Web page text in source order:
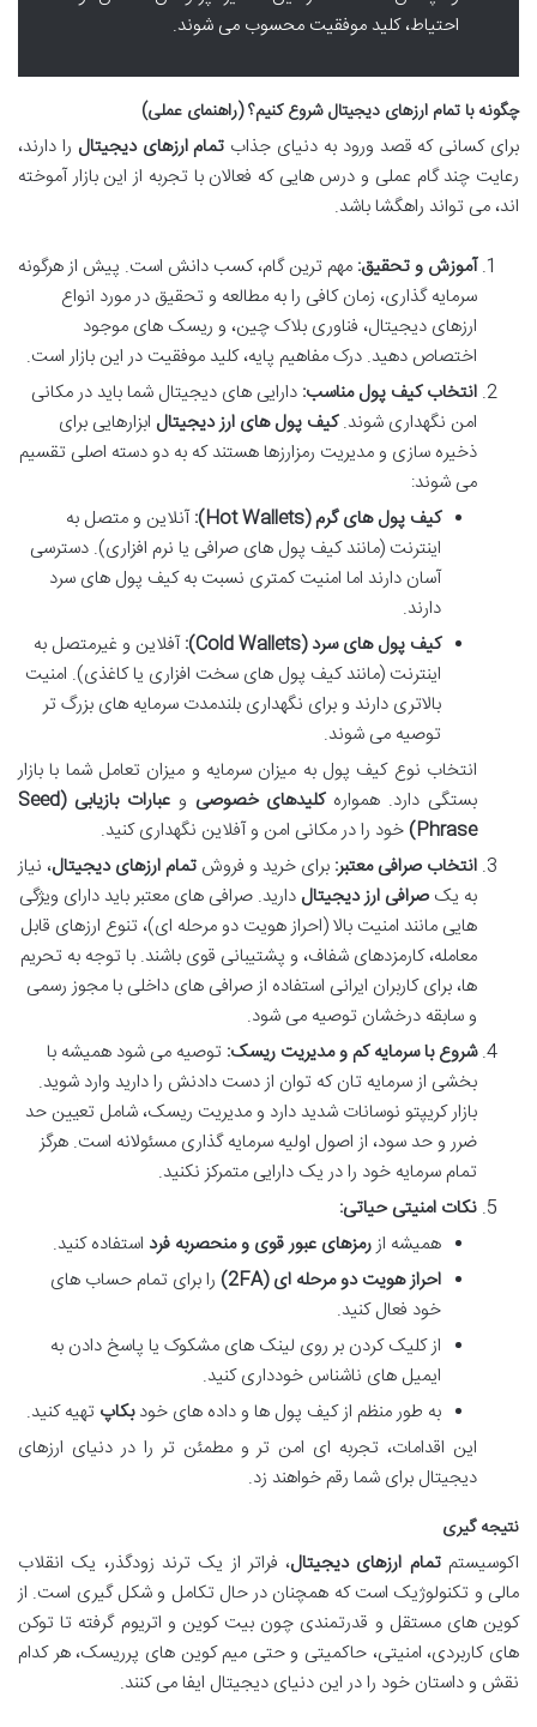
احتیاط، کلید موفقیت محسوب می شوند.
چگونه با تمام ارزهای دیجیتال شروع کنیم؟ (راهنمای عملی)
برای کسانی که قصد ورود به دنیای جذاب تمام ارزهای دیجیتال را دارند،
رعایت چند گام عملی و درس هایی که فعالان با تجربه از این بازار آموخته
اند، می تواند راهگشا باشد.
آموزش و تحقیق: مهم ترین گام، کسب دانش است. پیش از هرگونه
سرمایه گذاری، زمان کافی را به مطالعه و تحقیق در مورد انواع
ارزهای دیجیتال، فناوری بلاک چین، و ریسک های موجود
اختصاص دهید. درک مفاهیم پایه، کلید موفقیت در این بازار است.
انتخاب کیف پول مناسب: دارایی های دیجیتال شما باید در مکانی
امن نگهداری شوند.کیف پول های ارز دیجیتال ابزارهایی برای
ذخیره سازی و مدیریت رمزارزها هستند که به دو دسته اصلی تقسیم
می شوند:
کیف پول های گرم (Hot Wallets):
آنلاین و متصل به
اینترنت (مانند کیف پول های صرافی یا نرم افزاری). دسترسی
آسان دارند اما امنیت کمتری نسبت به کیف پول های سرد
دارند.
کیف پول های سرد (Cold Wallets):
آفلاین و غیرمتصل به
اینترنت (مانند کیف پول های سخت افزاری یا کاغذی). امنیت
بالاتری دارند و برای نگهداری بلندمدت سرمایه های بزرگ تر
توصیه می شوند.
انتخاب نوع کیف پول به میزان سرمایه و میزان تعامل شما با بازار
بستگی دارد. هموارهکلیدهای خصوصی و
عبارات بازیابی (Seed
Phrase) خود را در مکانی امن و آفلاین نگهداری کنید.
انتخاب صرافی معتبر: برای خرید و فروش تمام ارزهای دیجیتال، نیاز
به یک صرافی ارز دیجیتال دارید. صرافی های معتبر باید دارای ویژگی
هایی مانند امنیت بالا (احراز هویت دو مرحله ای)، تنوع ارزهای قابل
معامله، کارمزدهای شفاف، و پشتیبانی قوی باشند. با توجه به تحریم
ها، برای کاربران ایرانی استفاده از صرافی های داخلی با مجوز رسمی
و سابقه درخشان توصیه می شود.
شروع با سرمایه کم و مدیریت ریسک: توصیه می شود همیشه با
بخشی از سرمایه تان که توان از دست دادنش را دارید وارد شوید.
بازار کریپتو نوسانات شدید دارد و مدیریت ریسک، شامل تعیین حد
ضرر و حد سود، از اصول اولیه سرمایه گذاری مسئولانه است. هرگز
تمام سرمایه خود را در یک دارایی متمرکز نکنید.
نکات امنیتی حیاتی:
همیشه ازرمزهای عبور قوی و منحصربه فرد استفاده کنید.
احراز هویت دو مرحله ای (2FA)
را برای تمام حساب های
خود فعال کنید.
از کلیک کردن بر روی لینک های مشکوک یا پاسخ دادن به
ایمیل های ناشناس خودداری کنید.
به طور منظم از کیف پول ها و داده های خودبکاپ تهیه کنید.
این اقدامات، تجربه ای امن تر و مطمئن تر را در دنیای ارزهای
دیجیتال برای شما رقم خواهند زد.
نتیجه گیری
اکوسیستمتمام ارزهای دیجیتال، فراتر از یک ترند زودگذر، یک انقلاب
مالی و تکنولوژیک است که همچنان در حال تکامل و شکل گیری است. از
کوین های مستقل و قدرتمندی چون بیت کوین و اتریوم گرفته تا توکن
های کاربردی، امنیتی، حاکمیتی و حتی میم کوین های پرریسک، هر کدام
نقش و داستان خود را در این دنیای دیجیتال ایفا می کنند.